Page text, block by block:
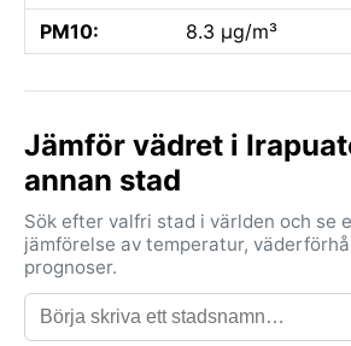
PM10:
8.3 µg/m³
Jämför vädret i
annan stad
Sök efter valfri stad i världen och se
jämförelse av temperatur,
prognoser.